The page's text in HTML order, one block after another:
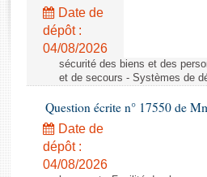
Rapports législatifs
Rapports sur l'application des lois
Baromètre de l’application des lois
Dossiers législatifs
Budget et sécurité sociale
Questions écrites et orales
Comptes rendus des débats
Date de
dépôt :
04/08/2026
sécurité des biens et des
et de secours - Systèmes de
Question écrite n° 17550 de
Date de
dépôt :
04/08/2026